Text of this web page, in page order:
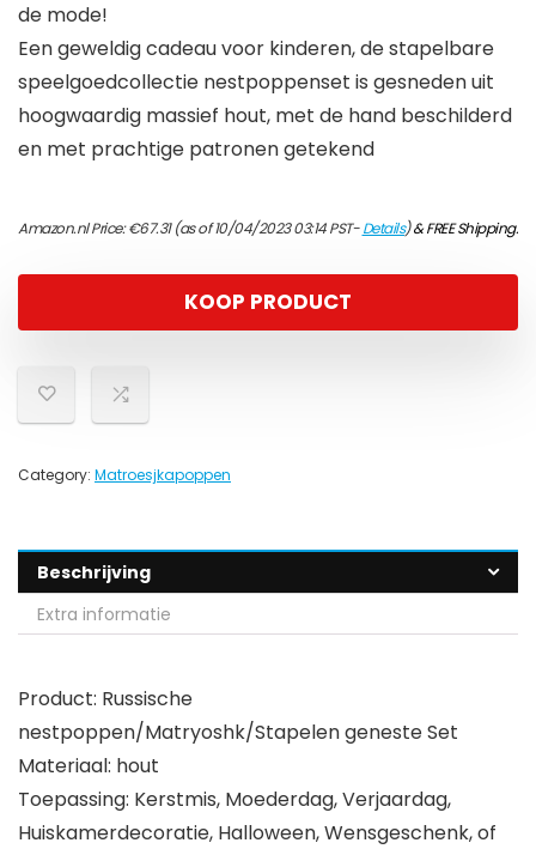
de mode!
Een geweldig cadeau voor kinderen, de stapelbare
speelgoedcollectie nestpoppenset is gesneden uit
hoogwaardig massief hout, met de hand beschilderd
en met prachtige patronen getekend
Amazon.nl Price:€67.31(as of 10/04/2023 03:14 PST-Details)&FREE Shipping.
KOOP PRODUCT
Category: Matroesjkapoppen
Beschrijving
Extra informatie
Product: Russische
nestpoppen/Matryoshk/Stapelen geneste Set
Materiaal: hout
Toepassing: Kerstmis, Moederdag, Verjaardag,
Huiskamerdecoratie, Halloween, Wensgeschenk, of